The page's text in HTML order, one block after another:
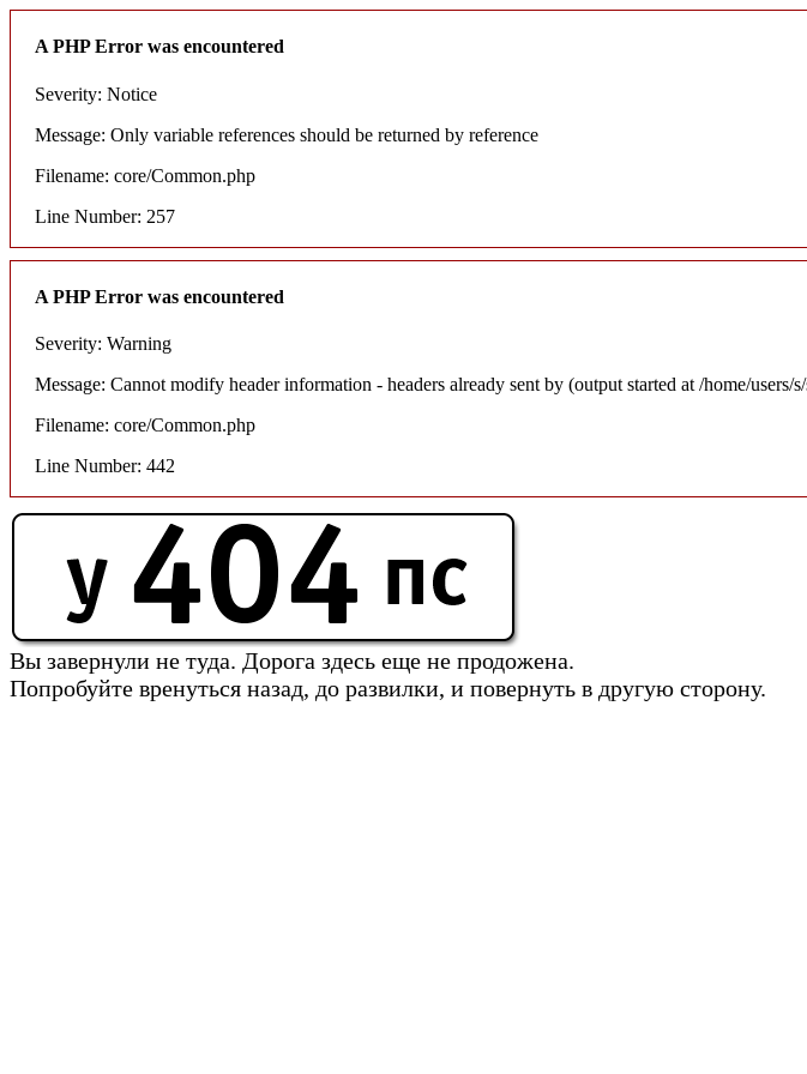
A PHP Error was encountered
Severity: Notice
Message: Only variable references should be returned by reference
Filename: core/Common.php
Line Number: 257
A PHP Error was encountered
Severity: Warning
Message: Cannot modify header information - headers already sent by (output started at /home/
Filename: core/Common.php
Line Number: 442
Вы завернули не туда. Дорога здесь еще не продожена.
Попробуйте вренуться назад, до развилки, и повернуть в другую сторону.